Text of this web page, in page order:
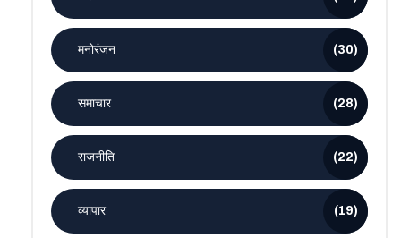
मनोरंजन (30)
समाचार (28)
राजनीति (22)
व्यापार (19)